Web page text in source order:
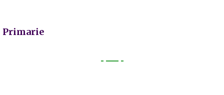
Primarie